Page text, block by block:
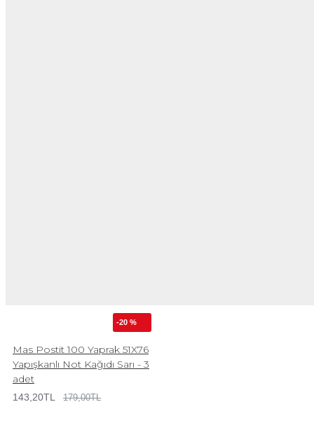
-20 %
Mas Postit 100 Yaprak 51X76
Yapışkanlı Not Kağıdı Sarı - 3
adet
143,20TL 179,00TL